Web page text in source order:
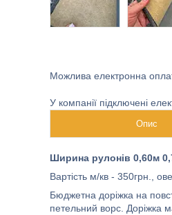
У компанії підключені
Опис
Ширина рулонів 0,60м
Вартість м/кв - 350грн.,
Бюджетна доріжка на
петельний ворс. Доріжка